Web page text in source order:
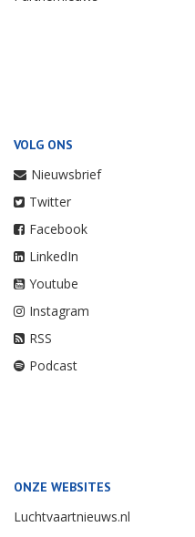
VOLG ONS
Nieuwsbrief
Twitter
Facebook
LinkedIn
Youtube
Instagram
RSS
Podcast
ONZE WEBSITES
Luchtvaartnieuws.nl